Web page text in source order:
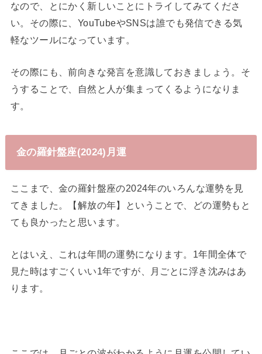
なので、とにかく新しいことにトライしてみてくださ
い。その際に、YouTubeやSNSは誰でも発信できる気
軽なツールになっています。
その際にも、前向きな発言を意識しておきましょう。そ
うすることで、自然と人が集まってくるようになりま
す。
金の羅針盤座(2024)月運
ここまで、金の羅針盤座の2024年のいろんな運勢を見
てきました。【解放の年】ということで、どの運勢もと
ても良かったと思います。
とはいえ、これは年間の運勢になります。1年間全体で
見た時はすごくいい1年ですが、月ごとに浮き沈みはあ
ります。